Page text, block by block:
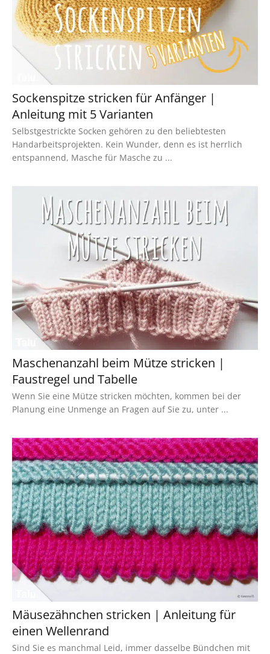
Sockenspitze stricken für Anfänger |
Anleitung mit 5 Varianten
Selbstgestrickte Socken gehören zu den beliebtesten
Handarbeitsprojekten. Kein Wunder, denn es ist herrlich
entspannend, Masche für Masche zu ...
Maschenanzahl beim Mütze stricken |
Faustregel und Tabelle
Wenn Sie eine Mütze stricken möchten, kommen bei der
Planung eine Unmenge an Fragen auf Sie zu, unter ...
Mäusezähnchen stricken | Anleitung für
einen Wellenrand
Sind Sie es manchmal Leid, immer dasselbe Bündchen mit